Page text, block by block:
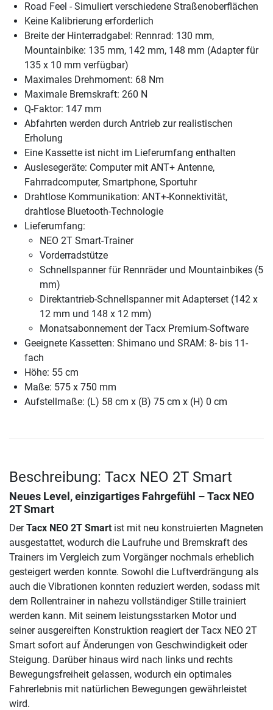
Road Feel - Simuliert verschiedene Straßenoberflächen
Keine Kalibrierung erforderlich
Breite der Hinterradgabel: Rennrad: 130 mm,
Mountainbike: 135 mm, 142 mm, 148 mm (Adapter für
135 x 10 mm verfügbar)
Maximales Drehmoment: 68 Nm
Maximale Bremskraft: 260 N
Q-Faktor: 147 mm
Abfahrten werden durch Antrieb zur realistischen
Erholung
Eine Kassette ist nicht im Lieferumfang enthalten
Auslesegeräte: Computer mit ANT+ Antenne,
Fahrradcomputer, Smartphone, Sportuhr
Drahtlose Kommunikation: ANT+-Konnektivität,
drahtlose Bluetooth-Technologie
Lieferumfang:
NEO 2T Smart-Trainer
Vorderradstütze
Schnellspanner für Rennräder und Mountainbikes (5
mm)
Direktantrieb-Schnellspanner mit Adapterset (142 x
12 mm und 148 x 12 mm)
Monatsabonnement der Tacx Premium-Software
Geeignete Kassetten: Shimano und SRAM: 8- bis 11-
fach
Höhe: 55 cm
Maße: 575 x 750 mm
Aufstellmaße: (L) 58 cm x (B) 75 cm x (H) 0 cm
Beschreibung: Tacx NEO 2T Smart
Neues Level, einzigartiges Fahrgefühl – Tacx NEO
2T Smart
DerTacx NEO 2T Smart ist mit neu konstruierten Magneten
ausgestattet, wodurch die Laufruhe und Bremskraft des
Trainers im Vergleich zum Vorgänger nochmals erheblich
gesteigert werden konnte. Sowohl die Luftverdrängung als
auch die Vibrationen konnten reduziert werden, sodass mit
dem Rollentrainer in nahezu vollständiger Stille trainiert
werden kann. Mit seinem leistungsstarken Motor und
seiner ausgereiften Konstruktion reagiert der Tacx NEO 2T
Smart sofort auf Änderungen von Geschwindigkeit oder
Steigung. Darüber hinaus wird nach links und rechts
Bewegungsfreiheit gelassen, wodurch ein optimales
Fahrerlebnis mit natürlichen Bewegungen gewährleistet
wird.